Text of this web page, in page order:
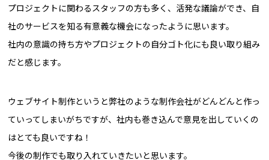
プロジェクトに関わるスタッフの方も多く、活発な議論ができ、自
社のサービスを知る有意義な機会になったように思います。
社内の意識の持ち方やプロジェクトの自分ゴト化にも良い取り組み
だと感じます。
ウェブサイト制作というと弊社のような制作会社がどんどんと作っ
ていってしまいがちですが、社内も巻き込んで意見を出していくの
はとても良いですね！
今後の制作でも取り入れていきたいと思います。